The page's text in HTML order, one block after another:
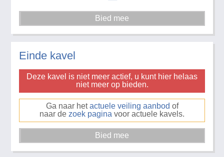
Einde kavel
Deze kavel is niet meer actief, u kunt hier helaas
niet meer op bieden.
Ga naar hetactuele veiling aanbod of
naar de zoek pagina voor actuele kavels.